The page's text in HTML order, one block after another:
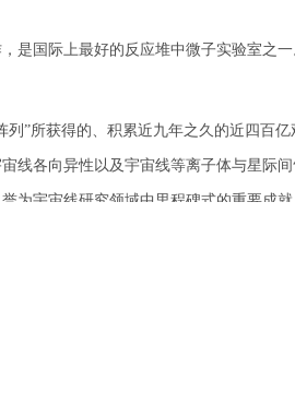
国际上最好的反应堆中微子实验室之一
所获得的、积累近九年之久的近四百亿
线各向异性以及宇宙线等离子体与星际
为宇宙线研究领域中里程碑式的重要成